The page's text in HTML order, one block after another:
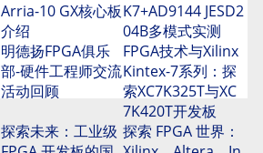
Arria-10 GX核心板
介绍
K7+AD9144 JESD2
04B多模式实测
明德扬FPGA俱乐
部-硬件工程师交流
活动回顾
FPGA技术与Xilinx
Kintex-7系列：探
索XC7K325T与XC
7K420T开发板
探索未来：工业级 探索 FPGA 世界：